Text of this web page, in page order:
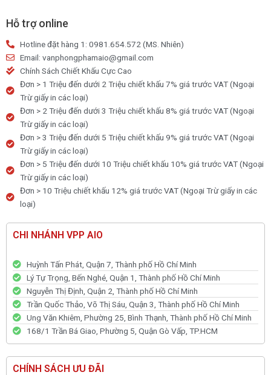
số
Hỗ trợ online
Hotline đặt hàng 1: 0981.654.572 (MS. Nhiên)
Email: vanphongphamaio@gmail.com
Chính Sách Chiết Khấu Cực Cao
Đơn > 1 Triệu đến dưới 2 Triệu chiết khấu 7% giá trước VAT (Ngoại
Trừ giấy in các loại)
Đơn > 2 Triệu đến dưới 3 Triệu chiết khấu 8% giá trước VAT (Ngoại
Trừ giấy in các loại)
Đơn > 3 Triệu đến dưới 5 Triệu chiết khấu 9% giá trước VAT (Ngoại
Trừ giấy in các loại)
Đơn > 5 Triệu đến dưới 10 Triệu chiết khấu 10% giá trước VAT (Ngoại
Trừ giấy in các loại)
Đơn > 10 Triệu chiết khấu 12% giá trước VAT (Ngoại Trừ giấy in các
loại)
CHI NHÁNH VPP AIO
Huỳnh Tấn Phát, Quận 7, Thành phố Hồ Chí Minh
Lý Tự Trọng, Bến Nghé, Quận 1, Thành phố Hồ Chí Minh
Nguyễn Thị Định, Quận 2, Thành phố Hồ Chí Minh
Trần Quốc Thảo, Võ Thị Sáu, Quận 3, Thành phố Hồ Chí Minh
Ung Văn Khiêm, Phường 25, Bình Thạnh, Thành phố Hồ Chí Minh
168/1 Trần Bá Giao, Phường 5, Quận Gò Vấp, TP.HCM
CHÍNH SÁCH ƯU ĐÃI